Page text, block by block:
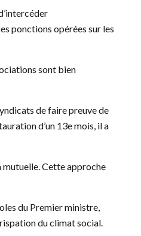
ponctions opérées sur les
sont bien
de faire preuve de
d’un 13e mois, il a
mutuelle. Cette approche
du Premier ministre,
du climat social.